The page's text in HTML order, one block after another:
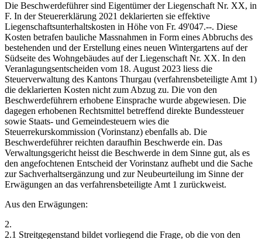
Die Beschwerdeführer sind Eigentümer der Liegenschaft Nr. XX, in
F. In der Steuererklärung 2021 deklarierten sie effektive
Liegenschaftsunterhaltskosten in Höhe von Fr. 49'047.--. Diese
Kosten betrafen bauliche Massnahmen in Form eines Abbruchs des
bestehenden und der Erstellung eines neuen Wintergartens auf der
Südseite des Wohngebäudes auf der Liegenschaft Nr. XX. In den
Veranlagungsentscheiden vom 18. August 2023 liess die
Steuerverwaltung des Kantons Thurgau (verfahrensbeteiligte Amt 1)
die deklarierten Kosten nicht zum Abzug zu. Die von den
Beschwerdeführern erhobene Einsprache wurde abgewiesen. Die
dagegen erhobenen Rechtsmittel betreffend direkte Bundessteuer
sowie Staats- und Gemeindesteuern wies die
Steuerrekurskommission (Vorinstanz) ebenfalls ab. Die
Beschwerdeführer reichten daraufhin Beschwerde ein. Das
Verwaltungsgericht heisst die Beschwerde in dem Sinne gut, als es
den angefochtenen Entscheid der Vorinstanz aufhebt und die Sache
zur Sachverhaltsergänzung und zur Neubeurteilung im Sinne der
Erwägungen an das verfahrensbeteiligte Amt 1 zurückweist.
Aus den Erwägungen:
2.
2.1 Streitgegenstand bildet vorliegend die Frage, ob die von den